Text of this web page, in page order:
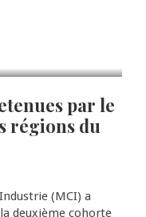
par le
régions du
(MCI) a
deuxième cohorte